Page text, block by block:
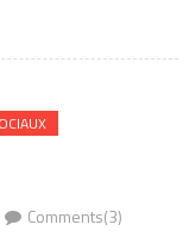
Comments(3)